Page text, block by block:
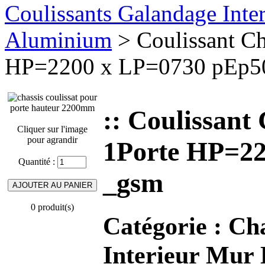
Coulissants Galandage
Aluminium > Coulissant
HP=2200 x LP=0730
Cliquer sur l'image
pour agrandir
Quantité :
0 produit(s)
:: Coulissant
1Porte
_gsm
Catégorie :
Interieur Mur